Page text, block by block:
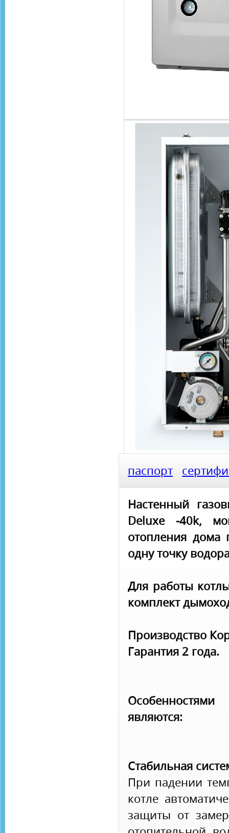
паспорт
Настенный
Deluxe -40k,
отопления
одну точку
Для работы
комплект
Производство
Гарантия 2 года.
являются:
Стабильная
При падении
котле
защиты от